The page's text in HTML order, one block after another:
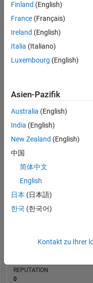
Dashboard
Statistik
MATLAB Answers
BEITRÄGE L
0
1
REPUTATION
0
Finland (English)
France (Français)
Ireland (English)
Italia (Italiano)
Luxembourg (English)
Asien-Pazifik
Australia (English)
India (English)
New Zealand (English)
中国
简体中文
English
日本 (日本語)
한국 (한국어)
Kontakt zu Ihrer